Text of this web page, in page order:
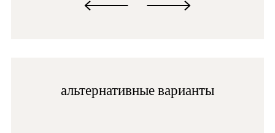
альтернативные варианты